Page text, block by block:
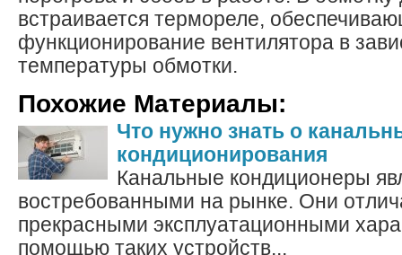
встраивается термореле,
функционирование вентилятора в
температуры обмотки.
Похожие Материалы:
Что нужно знать о
кондиционирования
Канальные кондиционеры
востребованными на рынке. Они
прекрасными эксплуатационными
помощью таких устройств...